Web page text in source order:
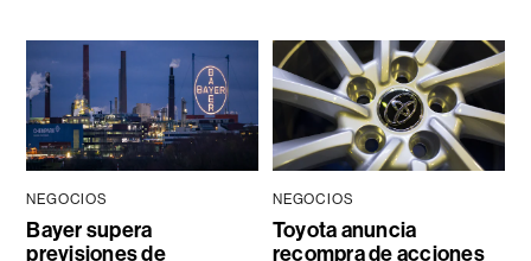
NEGOCIOS
Bayer supera
previsiones de
NEGOCIOS
Toyota anuncia
recompra de acciones